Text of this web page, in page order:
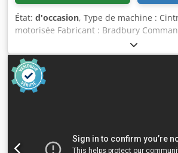
État: d'occasion, Type de machine :
motorisée Fabricant : Bradbury
MCE (Industrial Control Panel) Tension
V Nombre de phases : 3 Fréquence : 50
nominal (FLA) : 17,6 A Courant du
Pouvoir de coupure disjoncteur général :
de coupure interne : 65 000 A Référence
rayons précis, dans des applications